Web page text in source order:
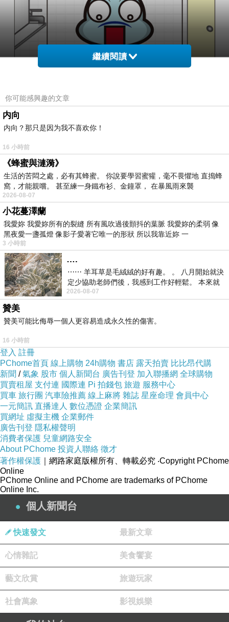
發生事情的那一瞬間其實是愣住
然後才開始做反應
這一陣子繼續修改上次畫的明信片
但現在已經畫了8種不同的圖案了
我個人比較喜歡不重複
不過不管怎麼改
都還是覺得還可以再修改
我承認我很龜毛...
我是想留幾份修改過後的給各位台長
想說來個什麼簡單的小活動當獎品
不過目前還沒有想法
最近新聞都是菲律賓事件
我真的覺得，人家根本就是在看我們表演
但最讓我火大的卻是我們的政府
媒體一天到晚比戰力，戰力再好什麼用
我都覺得我們的砲彈打到一半會不會掉下來
何況要開戰談何容易
繼續閱讀
你可能感興趣的文章
内向
内向？那只是因为我不喜欢你！
16 小時前
《蜂蜜與漣漪》
生活的苦悶之處，必有其蜂蜜。 你說要學習蜜獾，毫不畏懼地 直搗蜂
窩，才能親嚐。 甚至練一身鐵布衫、金鐘罩， 在暴風雨來襲
2026-08-07
小花蔓澤蘭
我愛妳 我愛妳所有的裂縫 所有風吹過後顫抖的葉脈 我愛妳的柔弱 像
黑夜愛一盞孤燈 像影子愛著它唯一的形狀 所以我靠近妳 一
3 小時前
….
⋯⋯ 羊耳草是毛絨絨的好有趣。 。 八月開始就決
定少協助老師們後，我感到工作好輕鬆。 本來就
不是我的工作啊。 真
2026-08-07
贊美
贊美可能比侮辱一個人更容易造成永久性的傷害。
16 小時前
登入 註冊
PChome首頁 線上購物 24h購物 書店 露天拍賣 比比昂代購
新聞 /氣象 股市 個人新聞台 廣告刊登 加入聯播網 全球購物
買賣租屋 支付連 國際連 Pi 拍錢包 旅遊 服務中心
買車 旅行團 汽車險推薦 線上麻將 雜誌 星座命理 會員中心
一元簡訊 直播達人 數位憑證 企業簡訊
買網址 虛擬主機 企業郵件
廣告刊登 隱私權聲明
消費者保護 兒童網路安全
About PChome 投資人聯絡 徵才
著作權保護 ｜網路家庭版權所有、轉載必究 ‧Copyright PChome
Online
PChome Online and PChome are trademarks of PChome
Online Inc.
個人新聞台
快速發文 最新文章
心情雜記 美食饗宴
藝文欣賞 旅遊玩家
社會萬象 影視娛樂